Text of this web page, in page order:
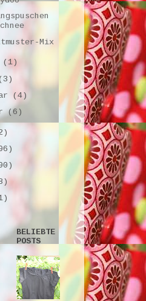
Mix
(1)
(4)
(6)
BELIEBTE
POSTS